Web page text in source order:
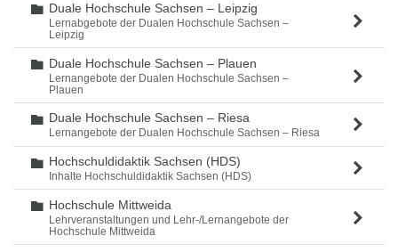
Ordner
Duale Hochschule Sachsen – Leipzig
Lernabgebote der Dualen Hochschule Sachsen –
Leipzig
Ordner
Duale Hochschule Sachsen – Plauen
Lernangebote der Dualen Hochschule Sachsen –
Plauen
Ordner
Duale Hochschule Sachsen – Riesa
Lernangebote der Dualen Hochschule Sachsen – Riesa
Ordner
Hochschuldidaktik Sachsen (HDS)
Inhalte Hochschuldidaktik Sachsen (HDS)
Ordner
Hochschule Mittweida
Lehrveranstaltungen und Lehr-/Lernangebote der
Hochschule Mittweida